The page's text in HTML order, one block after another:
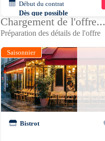
Début du contrat
Dès que possible
Chargement de l'offre...
Préparation des détails de l'offre
Saisonnier
Bistrot